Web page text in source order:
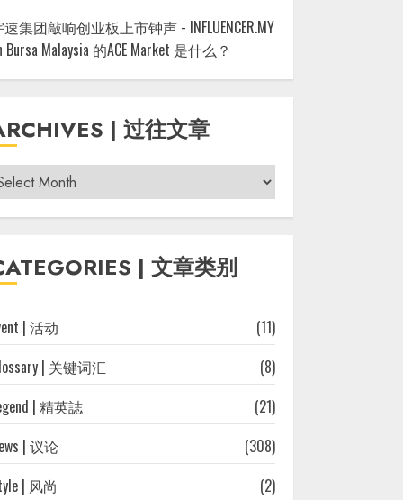
集团敲响创业板上市钟声 - INFLUENCER.MY
Bursa Malaysia 的ACE Market 是什么？
| 过往文章
| 文章类别
| 活动
(11)
| 关键词汇
(8)
| 精英誌
(21)
| 议论
(308)
| 风尚
(2)